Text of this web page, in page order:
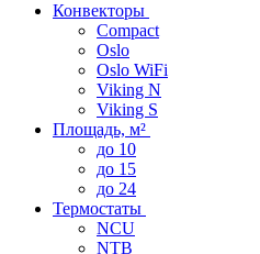
Конвекторы
Compact
Oslo
Oslo WiFi
Viking N
Viking S
Площадь, м²
до 10
до 15
до 24
Термостаты
NCU
NTB